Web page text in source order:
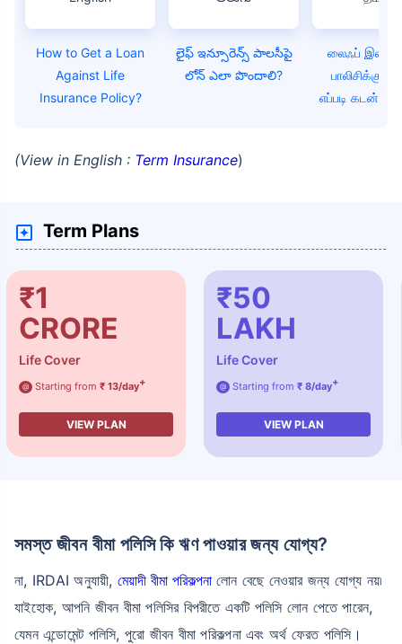
How to Get a Loan
Against Life
Insurance Policy?
లైఫ్ ఇన్సూరెన్స్ పాలసీపై
లోన్ ఎలా పొందాలి?
லைஃப்
பாலிசிக்கு
எப்படி கடன்
(View in English : Term Insurance)
Term Plans
₹1
CRORE
Life Cover
@ Starting from ₹ 13/day+
VIEW PLAN
₹50
LAKH
Life Cover
@ Starting from ₹ 8/day+
VIEW PLAN
সমস্ত জীবন বীমা পলিসি কি ঋণ পাওয়ার জন্য যোগ্য?
না, IRDAI অনুযায়ী, মেয়াদী বীমা পরিকল্পনালোন বেছে নেওয়ার জন্য যোগ্য নয়৷
যাইহোক, আপনি জীবন বীমা পলিসির বিপরীতে একটি পলিসি লোন পেতে পারেন,
যেমন এন্ডোমেন্ট পলিসি, পুরো জীবন বীমা পরিকল্পনা এবং অর্থ ফেরত পলিসি।